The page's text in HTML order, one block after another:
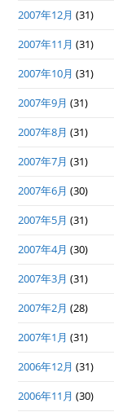
2007年12月 (31)
2007年11月 (31)
2007年10月 (31)
2007年9月 (31)
2007年8月 (31)
2007年7月 (31)
2007年6月 (30)
2007年5月 (31)
2007年4月 (30)
2007年3月 (31)
2007年2月 (28)
2007年1月 (31)
2006年12月 (31)
2006年11月 (30)